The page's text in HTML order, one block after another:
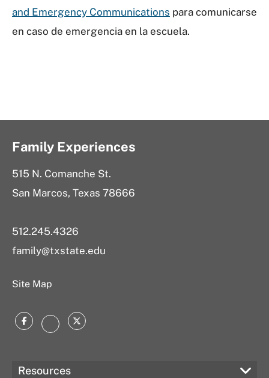
and Emergency Communications para comunicarse
en caso de emergencia en la escuela.
Family Experiences
515 N. Comanche St.
San Marcos, Texas 78666
512.245.4326
family@txstate.edu
Site Map
FacebookInstagram
Twitter
Resources